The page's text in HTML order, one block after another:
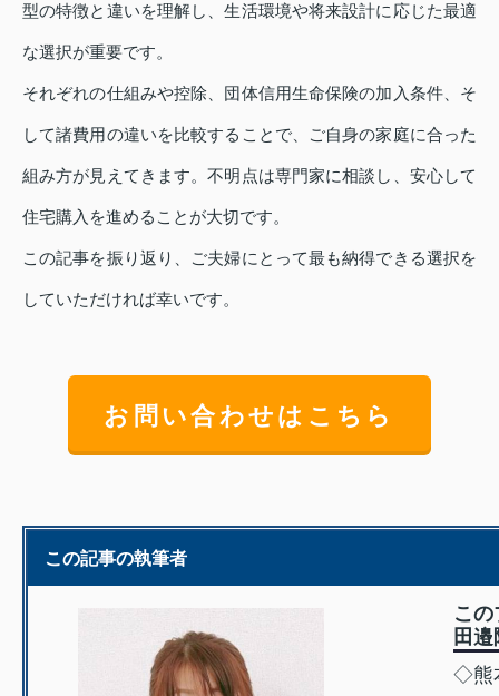
型の特徴と違いを理解し、生活環境や将来設計に応じた最適
な選択が重要です。
それぞれの仕組みや控除、団体信用生命保険の加入条件、そ
して諸費用の違いを比較することで、ご自身の家庭に合った
組み方が見えてきます。不明点は専門家に相談し、安心して
住宅購入を進めることが大切です。
この記事を振り返り、ご夫婦にとって最も納得できる選択を
していただければ幸いです。
お問い合わせはこちら
この記事の執筆者
こ
田
◇熊